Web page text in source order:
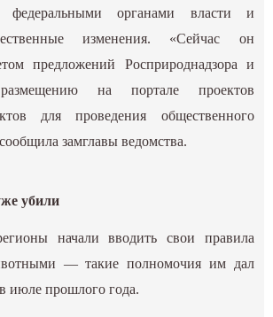
федеральными органами власти и
изменения. «Сейчас он
предложений Росприроднадзора и
на портале проектов
для проведения общественного
замглавы ведомства.
убили
начали вводить свои правила
— такие полномочия им дал
июле прошлого года.